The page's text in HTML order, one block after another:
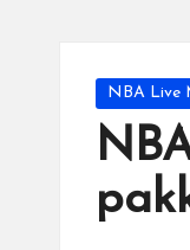
Posted
in
NBA Live